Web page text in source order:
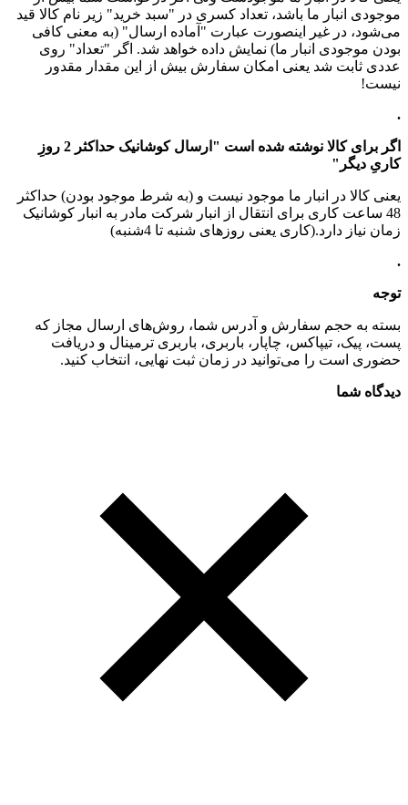
موجودی انبار ما باشد، تعداد کسری در "سبد خرید" زیر نام کالا قید
می‌شود، در غیر اینصورت عبارت "آماده ارسال" (به معنی کافی
بودن موجودی انبار ما) نمایش داده خواهد شد. اگر "تعداد" روی
عددی ثابت شد یعنی امکان سفارش بیش از این مقدار مقدور
نیست!
.
اگر برای کالا نوشته شده است "ارسال کوشانیک حداکثر 2 روزِ
کاریِ دیگر"
یعنی کالا در انبار ما موجود نیست و (به شرط موجود بودن) حداکثر
48 ساعت کاری برای انتقال از انبار شرکت مادر به انبار کوشانیک
زمان نیاز دارد.(کاری یعنی روزهای شنبه تا 4شنبه)
.
توجه
بسته به حجم سفارش و آدرس شما، روش‌های ارسال مجاز که
پست، پیک، تیپاکس، چاپار، باربری، باربری ترمینال و دریافت
حضوری است را می‌توانید در زمان ثبت نهایی، انتخاب کنید.
دیدگاه شما